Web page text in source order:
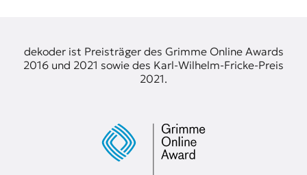
dekoder ist Preisträger des Grimme Online Awards
2016 und 2021 sowie des Karl-Wilhelm-Fricke-Preis
2021.